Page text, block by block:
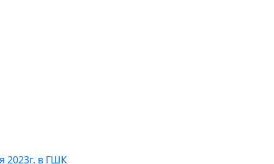
2023г. в ГШК